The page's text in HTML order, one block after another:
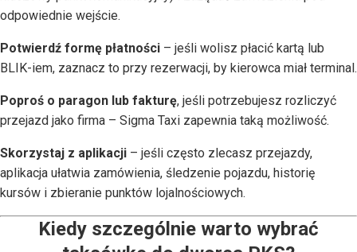
odpowiednie wejście.
Potwierdź formę płatności – jeśli wolisz płacić kartą lub
BLIK-iem, zaznacz to przy rezerwacji, by kierowca miał terminal.
Poproś o paragon lub fakturę, jeśli potrzebujesz rozliczyć
przejazd jako firma – Sigma Taxi zapewnia taką możliwość.
Skorzystaj z aplikacji – jeśli często zlecasz przejazdy,
aplikacja ułatwia zamówienia, śledzenie pojazdu, historię
kursów i zbieranie punktów lojalnościowych.
Kiedy szczególnie warto wybrać